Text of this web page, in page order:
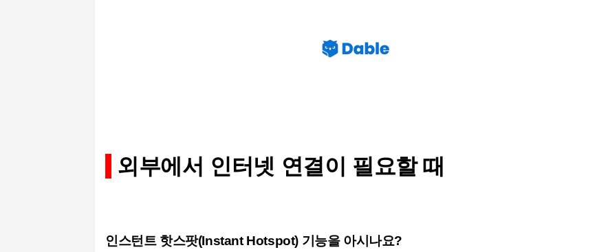
외부에서 인터넷 연결이 필요할 때
인스턴트 핫스팟(Instant Hotspot) 기능을 아시나요?